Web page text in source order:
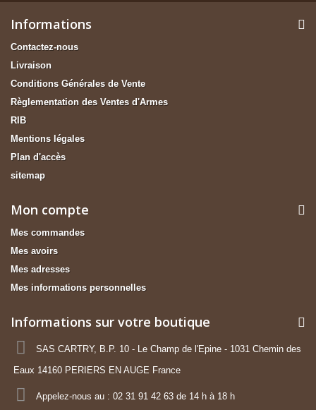
Informations
Contactez-nous
Livraison
Conditions Générales de Vente
Règlementation des Ventes d'Armes
RIB
Mentions légales
Plan d'accès
sitemap
Mon compte
Mes commandes
Mes avoirs
Mes adresses
Mes informations personnelles
Informations sur votre boutique
SAS CARTRY, B.P. 10 - Le Champ de l'Epine - 1031 Chemin des
Eaux 14160 PERIERS EN AUGE France
Appelez-nous au : 02 31 91 42 63 de 14 h à 18 h